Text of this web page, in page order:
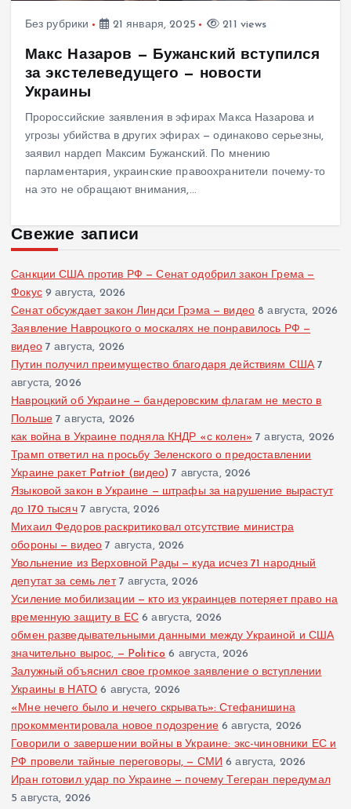
Без рубрики 21 января, 2025 211 views
Макс Назаров — Бужанский вступился
за экстелеведущего — новости
Украины
Пророссийские заявления в эфирах Макса Назарова и
угрозы убийства в других эфирах — одинаково серьезны,
заявил нардеп Максим Бужанский. По мнению
парламентария, украинские правоохранители почему-то
на это не обращают внимания,…
Свежие записи
Санкции США против РФ — Сенат одобрил закон Грема —
Фокус 9 августа, 2026
Сенат обсуждает закон Линдси Грэма — видео 8 августа, 2026
Заявление Навроцкого о москалях не понравилось РФ —
видео 7 августа, 2026
Путин получил преимущество благодаря действиям США 7
августа, 2026
Навроцкий об Украине — бандеровским флагам не место в
Польше 7 августа, 2026
как война в Украине подняла КНДР «с колен» 7 августа, 2026
Трамп ответил на просьбу Зеленского о предоставлении
Украине ракет Patriot (видео) 7 августа, 2026
Языковой закон в Украине — штрафы за нарушение вырастут
до 170 тысяч 7 августа, 2026
Михаил Федоров раскритиковал отсутствие министра
обороны — видео 7 августа, 2026
Увольнение из Верховной Рады — куда исчез 71 народный
депутат за семь лет 7 августа, 2026
Усиление мобилизации — кто из украинцев потеряет право на
временную защиту в ЕС 6 августа, 2026
обмен разведывательными данными между Украиной и США
значительно вырос, — Politico 6 августа, 2026
Залужный объяснил свое громкое заявление о вступлении
Украины в НАТО 6 августа, 2026
«Мне нечего было и нечего скрывать»: Стефанишина
прокомментировала новое подозрение 6 августа, 2026
Говорили о завершении войны в Украине: экс-чиновники ЕС и
РФ провели тайные переговоры, — СМИ 6 августа, 2026
Иран готовил удар по Украине — почему Тегеран передумал
5 августа, 2026